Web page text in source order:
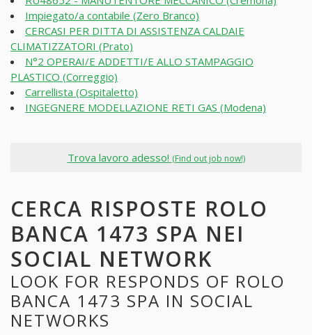
Impiegato/a contabile (Zero Branco)
CERCASI PER DITTA DI ASSISTENZA CALDAIE
CLIMATIZZATORI (Prato)
N°2 OPERAI/E ADDETTI/E ALLO STAMPAGGIO
PLASTICO (Correggio)
Carrellista (Ospitaletto)
INGEGNERE MODELLAZIONE RETI GAS (Modena)
Trova lavoro adesso! (Find out job now!)
CERCA RISPOSTE ROLO
BANCA 1473 SPA NEI
SOCIAL NETWORK
LOOK FOR RESPONDS OF ROLO
BANCA 1473 SPA IN SOCIAL
NETWORKS